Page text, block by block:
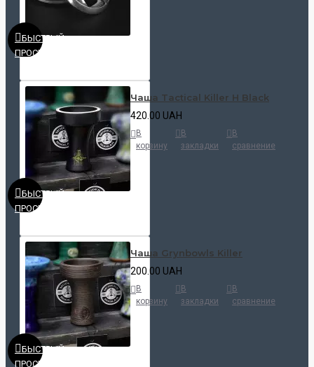
БЫСТРЫЙ
ПРОСМОТР
БЫСТРЫЙ
ПРОСМОТР
Чаша Tactical Killer H Black
420.00 UAH
В
корзину
В
закладки
В
сравнение
БЫСТРЫЙ
ПРОСМОТР
Чаша Grynbowls Killer
200.00 UAH
В
корзину
В
закладки
В
сравнение